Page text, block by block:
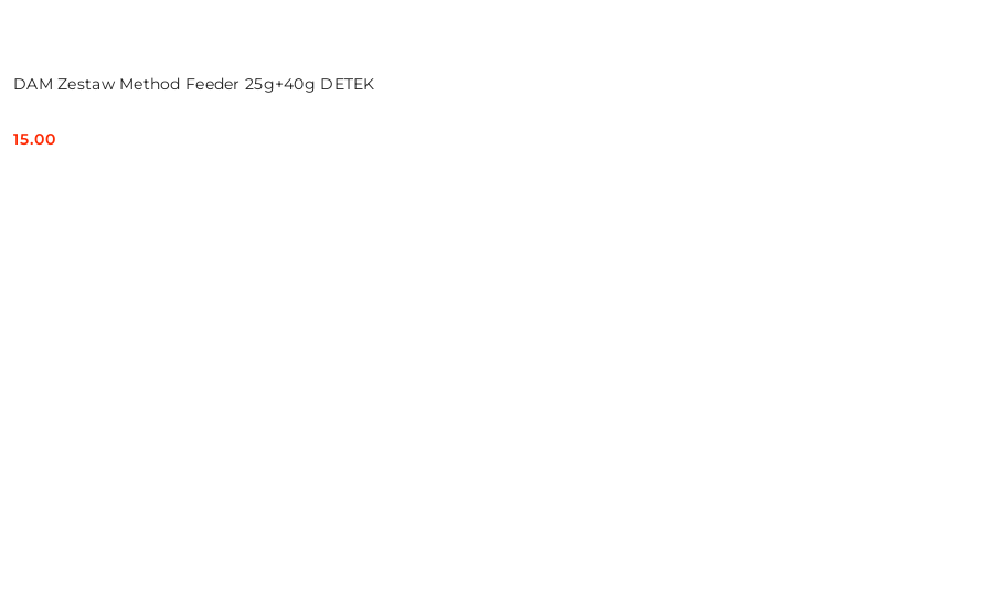
DAM Zestaw Method Feeder 25g+40g DETEK
Cena:
15.00